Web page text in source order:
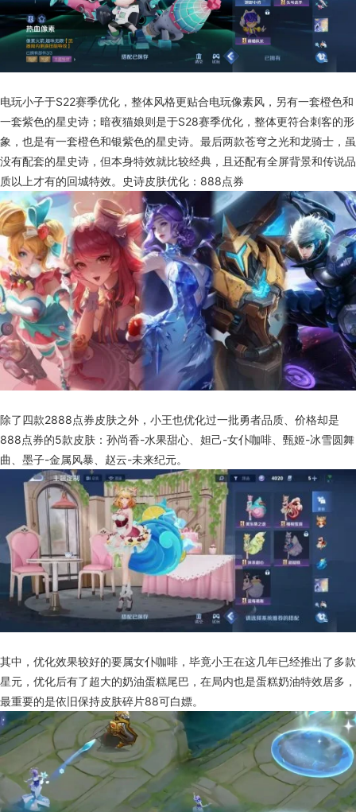
电玩小子于S22赛季优化，整体风格更贴合电玩像素风，另有一套橙色和
一套紫色的星史诗；暗夜猫娘则是于S28赛季优化，整体更符合刺客的形
象，也是有一套橙色和银紫色的星史诗。最后两款苍穹之光和龙骑士，虽
没有配套的星史诗，但本身特效就比较经典，且还配有全屏背景和传说品
质以上才有的回城特效。史诗皮肤优化：888点券
除了四款2888点券皮肤之外，小王也优化过一批勇者品质、价格却是
888点券的5款皮肤：孙尚香-水果甜心、妲己-女仆咖啡、甄姬-冰雪圆舞
曲、墨子-金属风暴、赵云-未来纪元。
其中，优化效果较好的要属女仆咖啡，毕竟小王在这几年已经推出了多款
星元，优化后有了超大的奶油蛋糕尾巴，在局内也是蛋糕奶油特效居多，
最重要的是依旧保持皮肤碎片88可白嫖。